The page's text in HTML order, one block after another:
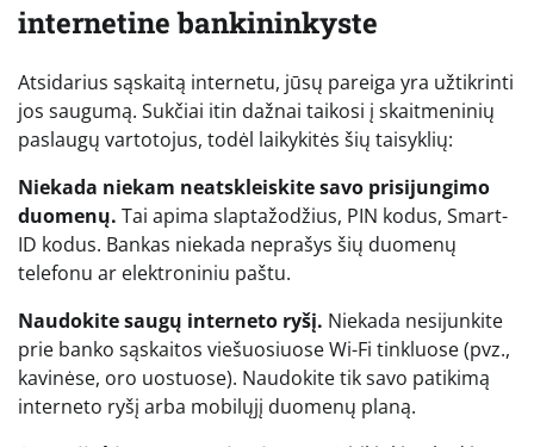
internetine bankininkyste
Atsidarius sąskaitą internetu, jūsų pareiga yra užtikrinti
jos saugumą. Sukčiai itin dažnai taikosi į skaitmeninių
paslaugų vartotojus, todėl laikykitės šių taisyklių:
Niekada niekam neatskleiskite savo prisijungimo
duomenų. Tai apima slaptažodžius, PIN kodus, Smart-
ID kodus. Bankas niekada neprašys šių duomenų
telefonu ar elektroniniu paštu.
Naudokite saugų interneto ryšį. Niekada nesijunkite
prie banko sąskaitos viešuosiuose Wi-Fi tinkluose (pvz.,
kavinėse, oro uostuose). Naudokite tik savo patikimą
interneto ryšį arba mobilųjį duomenų planą.